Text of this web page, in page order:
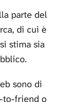
parte del
di cui è
stima sia
sono di
to-friend o